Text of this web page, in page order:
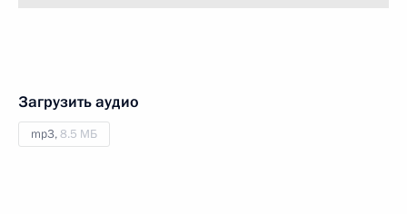
Загрузить аудио
mp3,8.5 МБ